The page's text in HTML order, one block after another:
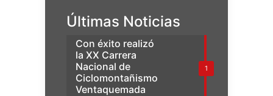
Últimas Noticias
1
Con éxito realizó
la XX Carrera
Nacional de
Ciclomontañismo
Ventaquemada